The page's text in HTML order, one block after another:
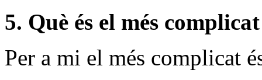
5. Què és el més
Per a mi el més complicat